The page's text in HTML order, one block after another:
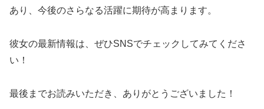
あり、今後のさらなる活躍に期待が高まります。
彼女の最新情報は、ぜひSNSでチェックしてみてくださ
い！
最後までお読みいただき、ありがとうございました！